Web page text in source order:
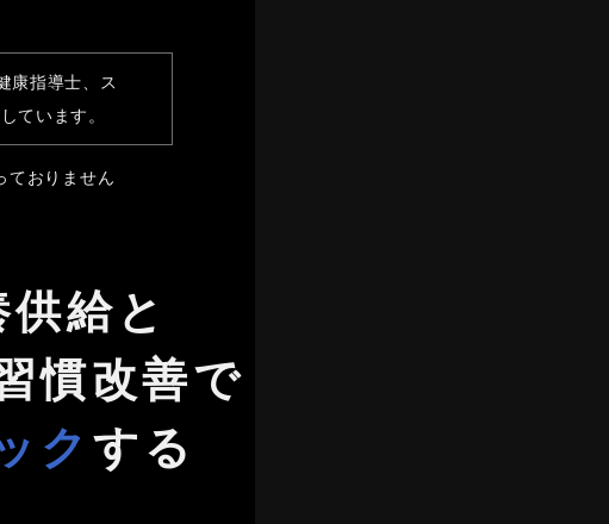
康指導士、ス
ています。
ておりません
給と
慣改善で
ク する